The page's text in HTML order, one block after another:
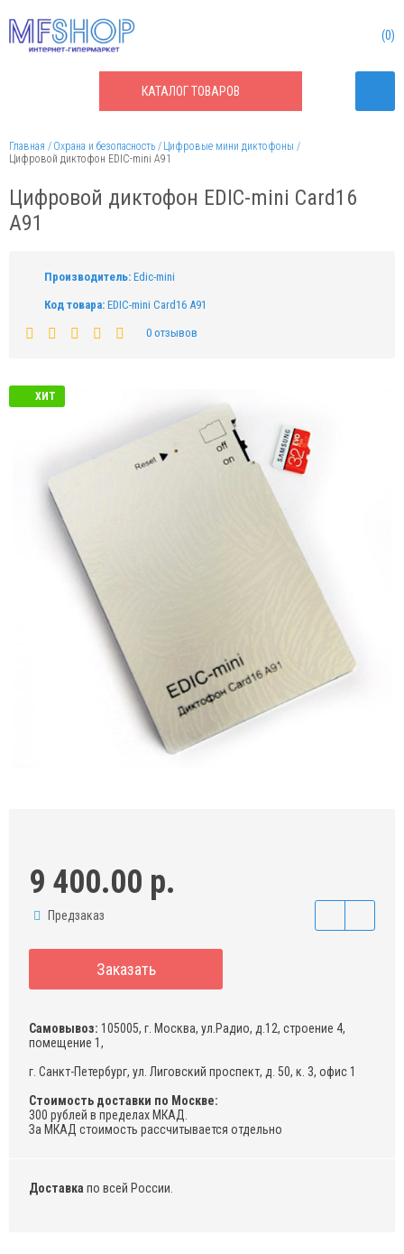
КАТАЛОГТОВАРОВ
0
Главная Охрана и безопасность
Цифровые мини диктофоны
Цифровой диктофон EDIC-mini A91
Цифровой диктофон EDIC-mini Card16
A91
Производитель: Edic-mini
Код товара: EDIC-mini Card16 A91
0 отзывов
ХИТ
9 400.00 р.
Предзаказ
Заказать
Самовывоз: 105005, г. Москва, ул.Радио, д.12, строение 4,
помещение 1,
г. Санкт-Петербург, ул. Лиговский проспект, д. 50, к. 3, офис 1
Стоимость доставки по Москве:
300 рублей в пределах МКАД.
За МКАД стоимость рассчитывается отдельно
Доставка по всей России.